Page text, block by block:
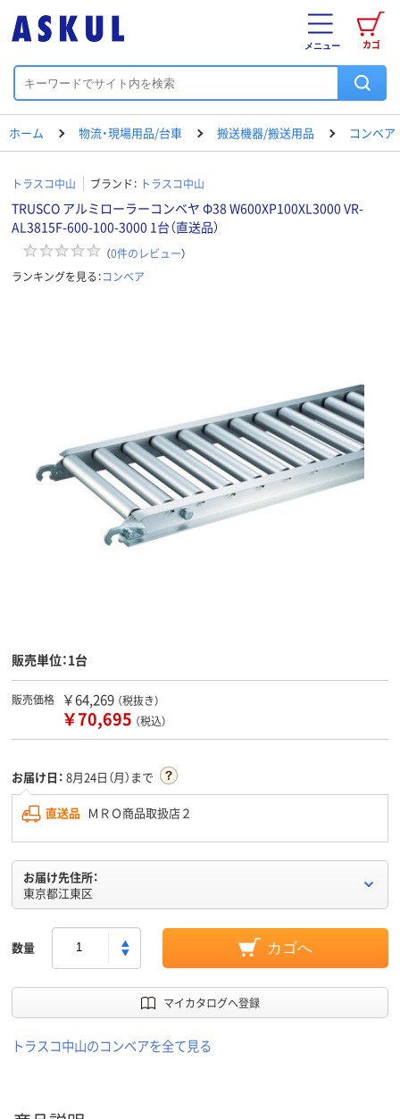
カゴ
メニュー
ホーム 物流・現場用品/台車 搬送機器/搬送用品 コンベア
トラスコ中山 ブランド： トラスコ中山
TRUSCO アルミローラーコンベヤ Φ38 W600XP100XL3000 VR-
AL3815F-600-100-3000 1台（直送品）
（0件のレビュー）
ランキングを見る：コンベア
販売単位：1台
販売価格 ￥64,269 （税抜き）
￥70,695 （税込）
お届け日： 8月24日（月）まで
直送品 ＭＲＯ商品取扱店２
お届け先住所：
東京都江東区
数量 カゴへ
マイカタログへ登録
トラスコ中山のコンベアを全て見る